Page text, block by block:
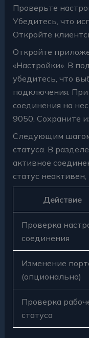
Проверьте
Убедитесь, что
Откройте
Откройте
«Настройки». В
убедитесь, что
подключения.
соединения на
9050. Сохраните
Следующим шагом
статуса. В
активное
статус
Действие
Проверка
соединения
Изменение
(опционально)
Проверка
статуса